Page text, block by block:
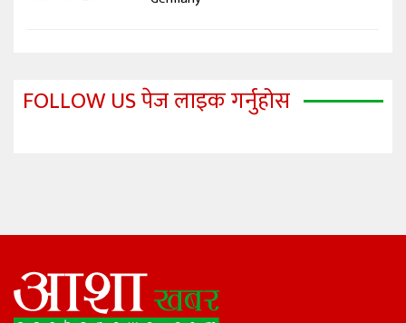
FOLLOW US पेज लाइक गर्नुहोस